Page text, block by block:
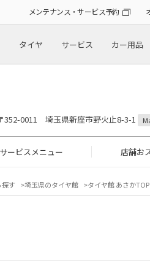
メンテナンス・サービス予約
タイヤ サービス カー用品
352-0011 埼玉県新座市野火止8-3-1
サービスメニュー 店舗お
す 埼玉県のタイヤ館 タイヤ館 あさかTOP